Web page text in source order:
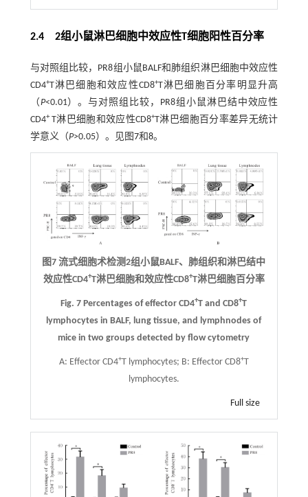
2.4 2组小鼠淋巴细胞中效应性T细胞阳性百分率
与对照组比较，PR8组小鼠BALF和肺组织淋巴细胞中效应性
CD4+T淋巴细胞和效应性CD8+T淋巴细胞百分率明显升高
（P<0.01）。与对照组比较，PR8组小鼠淋巴结中效应性
CD4+T淋巴细胞和效应性CD8+T淋巴细胞百分率差异无统计
学意义（P>0.05）。见图7和8。
图7 流式细胞术检测2组小鼠BALF、肺组织和淋巴结中
效应性CD4+T淋巴细胞和效应性CD8+T淋巴细胞百分率
Fig. 7 Percentages of effector CD4+T and CD8+T
lymphocytes in BALF, lung tissue, and lymphnodes of
mice in two groups detected by flow cytometry
A: Effector CD4+T lymphocytes; B: Effector CD8+T
lymphocytes.
Full size